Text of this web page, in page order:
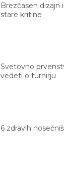
Brezčasen dizajn
stare kritine
Svetovno
vedeti o turnirju
6 zdravih